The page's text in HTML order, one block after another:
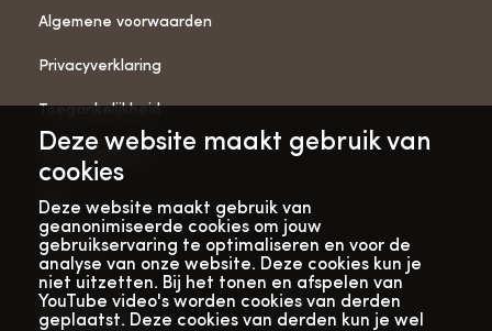
Deze website maakt gebruik van
cookies
Deze website maakt gebruik van
geanonimiseerde cookies om jouw
gebruikservaring te optimaliseren en voor de
analyse van onze website. Deze cookies kun je
niet uitzetten. Bij het tonen en afspelen van
YouTube video's worden cookies van derden
geplaatst. Deze cookies van derden kun je wel
Algemene voorwaarden
Privacyverklaring
Toegankelijkheid
ANBI-gegevens
Pers
Vacatures
Bekijk onze
Met dank aan